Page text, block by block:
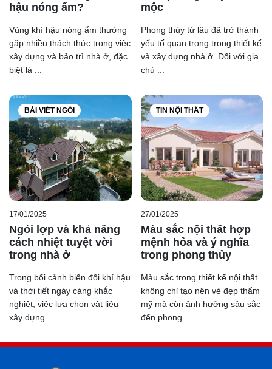
hậu nóng ẩm?
Vùng khí hậu nóng ẩm thường
gặp nhiều thách thức trong việc
xây dựng và bảo trì nhà ở, đặc
biệt là ...
mộc
Phong thủy từ lâu đã trở thành
yếu tố quan trọng trong thiết kế
và xây dựng nhà ở. Đối với gia
chủ ...
BÀI VIẾT NGÓI
17/01/2025
Ngói lợp và khả năng
cách nhiệt tuyệt vời
trong nhà ở
Trong bối cảnh biến đổi khí hậu
và thời tiết ngày càng khắc
nghiệt, việc lựa chọn vật liệu
xây dựng ...
TIN NỘI THẤT
27/01/2025
Màu sắc nội thất hợp
mệnh hỏa và ý nghĩa
trong phong thủy
Màu sắc trong thiết kế nội thất
không chỉ tạo nên vẻ đẹp thẩm
mỹ mà còn ảnh hưởng sâu sắc
đến phong ...